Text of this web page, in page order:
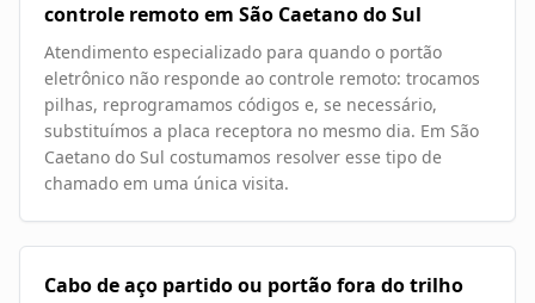
controle remoto em São Caetano do Sul
Atendimento especializado para quando o portão
eletrônico não responde ao controle remoto: trocamos
pilhas, reprogramamos códigos e, se necessário,
substituímos a placa receptora no mesmo dia. Em São
Caetano do Sul costumamos resolver esse tipo de
chamado em uma única visita.
Cabo de aço partido ou portão fora do trilho